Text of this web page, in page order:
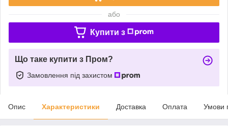
або
Купити з
Що таке купити з Пром?
Замовлення під захистом
Опис Характеристики Доставка Оплата Умови